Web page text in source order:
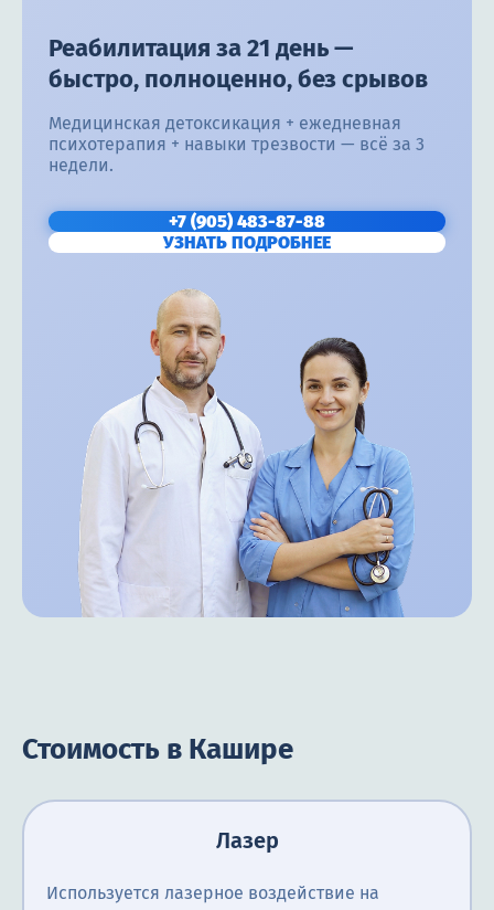
Реабилитация за 21 день —
быстро, полноценно, без срывов
Медицинская детоксикация + ежедневная
психотерапия + навыки трезвости — всё за 3
недели.
+7 (905) 483-87-88
УЗНАТЬ ПОДРОБНЕЕ
Стоимость в Кашире
Лазер
Используется лазерное воздействие на